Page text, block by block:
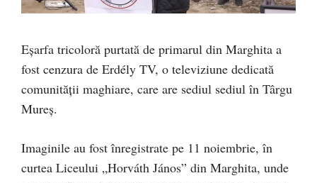
Eșarfa tricoloră purtată de primarul din Marghita a
fost cenzura de Erdély TV, o televiziune dedicată
comunității maghiare, care are sediul sediul în Târgu
Mureș.
Imaginile au fost înregistrate pe 11 noiembrie, în
curtea Liceului „Horváth János” din Marghita, unde